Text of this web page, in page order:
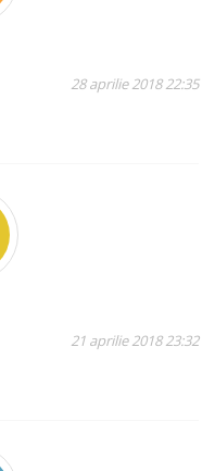
28 aprilie 2018 22:35
21 aprilie 2018 23:32